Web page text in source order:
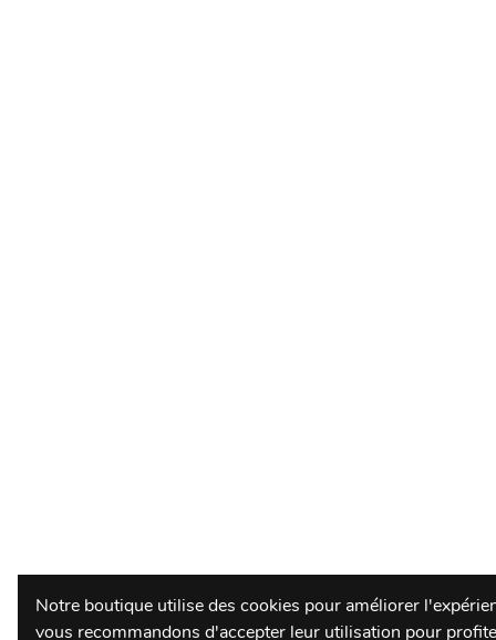
Notre boutique utilise des cookies pour améliorer
vous recommandons d'accepter leur utilisation pour